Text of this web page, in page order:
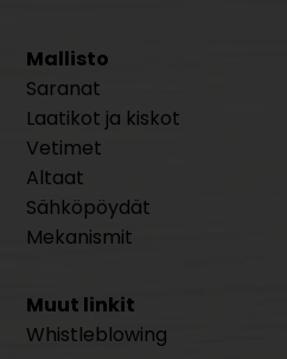
Mallisto
Saranat
Laatikot ja kiskot
Vetimet
Altaat
Sähköpöydät
Mekanismit
Muut linkit
Whistleblowing